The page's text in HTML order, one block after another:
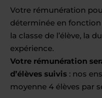
Votre rémunération
déterminée en
la classe de l’élève, la
expérience.
Votre rémunération
d’élèves suivis : nos
moyenne 4 élèves par